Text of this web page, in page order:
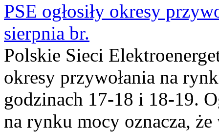
PSE ogłosiły okresy
sierpnia br.
Polskie Sieci
okresy przywołania na
godzinach 17-18 i 18-19.
na rynku mocy oznacza,